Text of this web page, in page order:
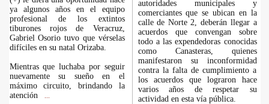
ya algunos años en el equipo
profesional de los extintos
tiburones rojos de Veracruz,
Gabriel Osorio tuvo que vérselas
difíciles en su natal Orizaba.
Mientras que luchaba por seguir
nuevamente su sueño en el
máximo circuito, brindando la
atención
autoridades municipales y
comerciantes que se ubican en la
calle de Norte 2, deberán llegar a
acuerdos que convengan sobre
todo a las expendedoras conocidas
como Canasteras, quienes
manifestaron su inconformidad
contra la falta de cumplimiento a
los acuerdos que lograron hace
varios años de respetar su
actividad en esta vía pública.